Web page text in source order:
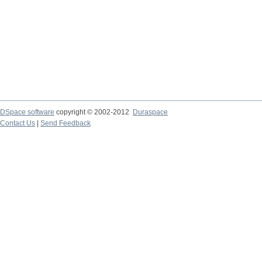
DSpace software copyright © 2002-2012
Duraspace
Contact Us
Send Feedback